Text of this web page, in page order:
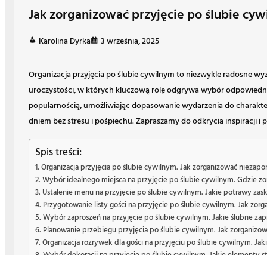
Jak zorganizować przyjęcie po ślubie
Karolina Dyrka 3 września, 2025
Organizacja przyjęcia po ślubie cywilnym to niezwykle radosne
uroczystości, w których kluczową rolę odgrywa wybór
popularnością, umożliwiając dopasowanie wydarzenia do
dniem bez stresu i pośpiechu. Zapraszamy do odkrycia inspiracji
Spis treści:
Organizacja przyjęcia po ślubie cywilnym. Jak zorganizować
Wybór idealnego miejsca na przyjęcie po ślubie cywilnym. Gdzie
Ustalenie menu na przyjęcie po ślubie cywilnym. Jakie potrawy
Przygotowanie listy gości na przyjęcie po ślubie cywilnym. Jak
Wybór zaproszeń na przyjęcie po ślubie cywilnym. Jakie ślubne
Planowanie przebiegu przyjęcia po ślubie cywilnym. Jak
Organizacja rozrywek dla gości na przyjęciu po ślubie cywilnym.